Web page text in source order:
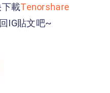
載Tenorshare
IG貼文吧~